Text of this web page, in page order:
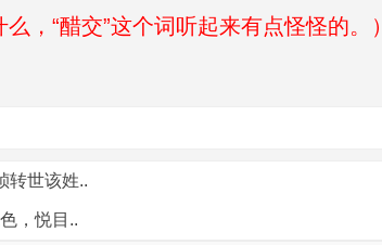
么，“醋交”这个词听起来有点怪怪的。）
转世该姓..
，悦目..